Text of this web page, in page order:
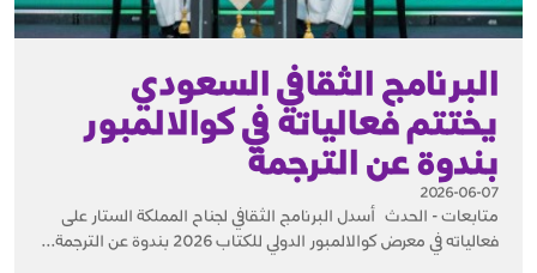
البرنامج الثقافي السعودي
يختتم فعالياته في كوالالمبور
بندوة عن الترجمة
2026-06-07
متابعات - الحدث أسدل البرنامج الثقافي لجناح المملكة الستار على
فعالياته في معرض كوالالمبور الدولي للكتاب 2026 بندوة عن الترجمة...